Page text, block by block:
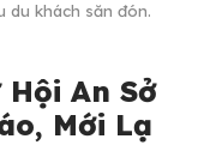
du khách săn đón.
An Sở
Mới Lạ